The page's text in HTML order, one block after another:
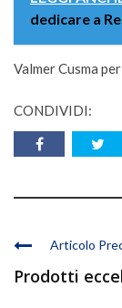
dedicare a
Valmer Cusma
CONDIVIDI:
Articolo
Prodotti